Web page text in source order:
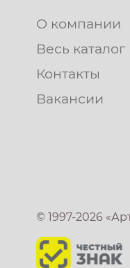
О компании
Весь каталог
Контакты
Вакансии
© 1997-2026